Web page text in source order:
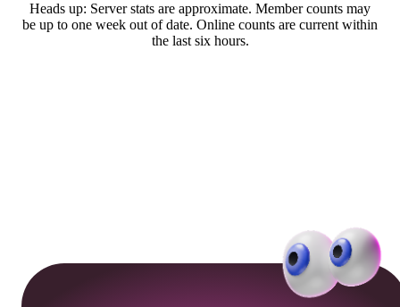
Heads up: Server stats are approximate. Member counts may
be up to one week out of date. Online counts are current within
the last six hours.